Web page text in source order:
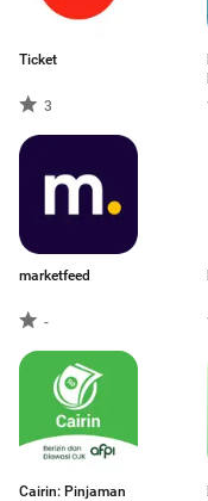
Ticket
3
marketfeed
-
Cairin: Pinjaman